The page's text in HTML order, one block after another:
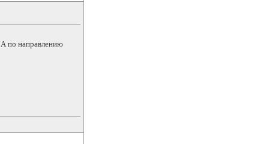
по направлению